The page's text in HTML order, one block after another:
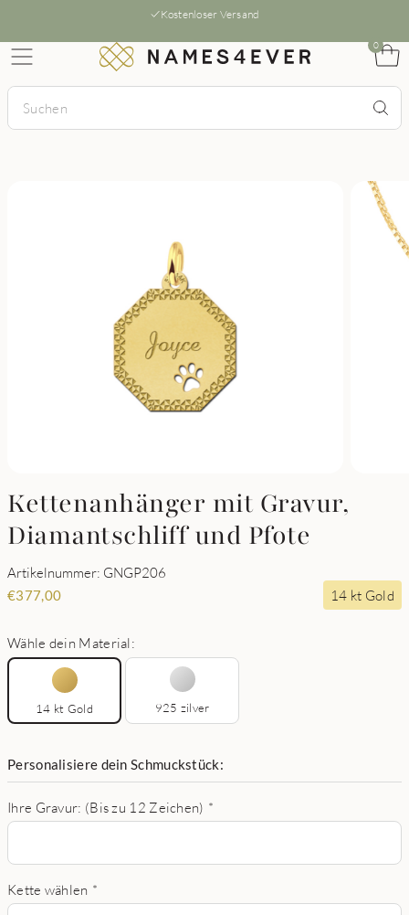
Kostenloser Versand
0
Kettenanhänger mit Gravur,
Diamantschliff und Pfote
Artikelnummer: GNGP206
€377,00 14 kt Gold
Wähle dein Material:
14 kt Gold 925 zilver
Personalisiere dein Schmuckstück:
Ihre Gravur: (Bis zu 12 Zeichen) *
Kette wählen *